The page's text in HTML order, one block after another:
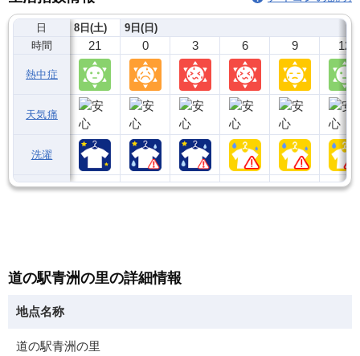
日
時間
熱中症
天気痛
洗濯
8日(土)
21
9日(日)
0 3 6 9 12
道の駅青洲の里の詳細情報
地点名称
道の駅青洲の里